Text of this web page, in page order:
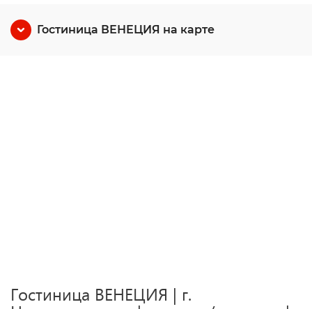
Гостиница ВЕНЕЦИЯ на карте
Гостиница ВЕНЕЦИЯ | г.